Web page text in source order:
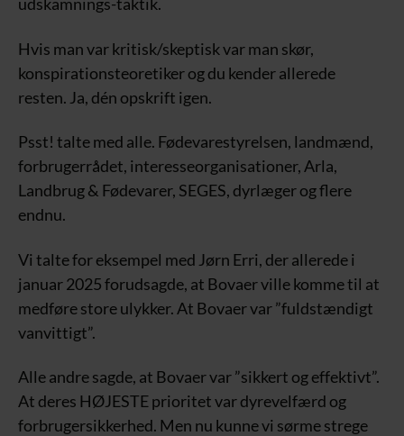
Hvis man var kritisk/skeptisk var man skør,
konspirationsteoretiker og du kender allerede
resten. Ja, dén opskrift igen.
Psst! talte med alle. Fødevarestyrelsen, landmænd,
forbrugerrådet, interesseorganisationer, Arla,
Landbrug & Fødevarer, SEGES, dyrlæger og flere
endnu.
Vi talte for eksempel med Jørn Erri, der allerede i
januar 2025 forudsagde, at Bovaer ville komme til at
medføre store ulykker. At Bovaer var ”fuldstændigt
vanvittigt”.
Alle andre sagde, at Bovaer var ”sikkert og effektivt”.
At deres HØJESTE prioritet var dyrevelfærd og
forbrugersikkerhed. Men nu kunne vi sørme strege